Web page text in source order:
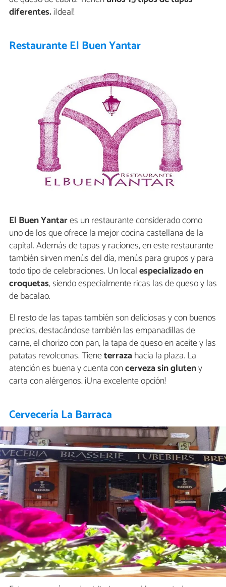
diferentes.¡Ideal!
Restaurante El Buen Yantar
El Buen Yantares un restaurante considerado como
uno de los que ofrece la mejor cocina castellana de la
capital. Además de tapas y raciones, en este restaurante
también sirven menús del día, menús para grupos y para
todo tipo de celebraciones. Un localespecializado en
croquetas, siendo especialmente ricas las de queso y las
de bacalao.
El resto de las tapas también son deliciosas y con buenos
precios, destacándose también las empanadillas de
carne, el chorizo con pan, la tapa de queso en aceite y las
patatas revolconas. Tieneterrazahacia la plaza. La
atención es buena y cuenta concerveza sin gluteny
carta con alérgenos. ¡Una excelente opción!
Cervecería La Barraca